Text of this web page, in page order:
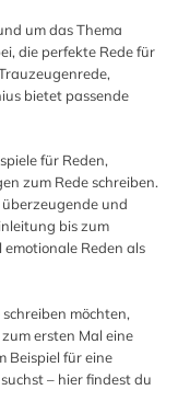
um das Thema
die perfekte Rede für
bietet passende
für Reden,
zum Rede schreiben.
und
bis zum
Reden als
möchten,
ersten Mal eine
Beispiel für eine
– hier findest du